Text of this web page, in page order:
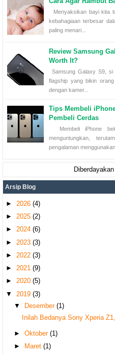
Menyaksikan bayi kita
kebahagiaan terbesar
paling menari...
Review Samsung
Worth It?
Samsung Galaxy S9, si
flagship yang bikin
dengan kamer...
Tips Membeli
Pembeli Cerdas
Membeli iPhone
menguntungkan,
pengalaman menggunakan
Arsip Blog
► 2026 (4)
► 2025 (2)
► 2024 (6)
► 2023 (3)
► 2022 (3)
► 2021 (9)
► 2020 (5)
▼ 2019 (3)
▼
Desember (1)
Inilah Bedanya Sony Xperia
► Oktober (1)
►
Maret (1)